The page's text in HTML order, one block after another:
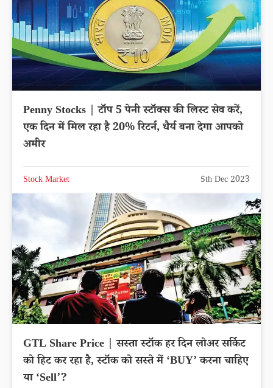
Penny Stocks | टॉप 5 पेनी स्टॉक्स की लिस्ट सेव करें,
एक दिन में मिल रहा है 20% रिटर्न, धैर्य बना देगा आपको
अमीर
Stock Market 5th Dec 2023
GTL Share Price | सस्ता स्टॉक हर दिन लोअर सर्किट
को हिट कर रहा है, स्टॉक को सस्ते में ‘BUY’ करना चाहिए
या ‘Sell’?